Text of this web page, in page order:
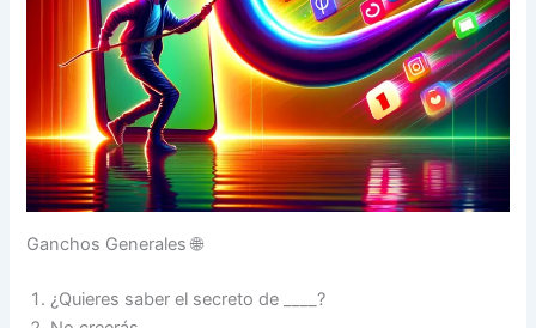
Ganchos Generales 🌐
¿Quieres saber el secreto de ____?